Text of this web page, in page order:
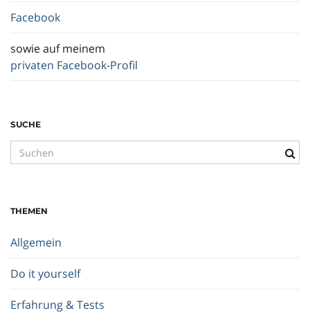
Facebook
sowie auf meinem
privaten Facebook-Profil
SUCHE
u
b
g
i
f
THEMEN
Allgemein
Do it yourself
Erfahrung & Tests